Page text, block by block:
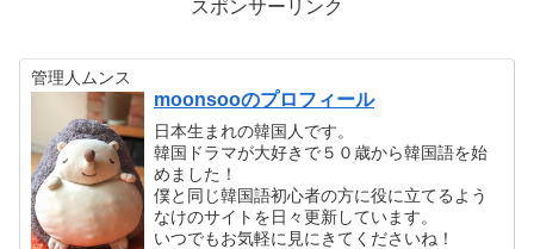
スポンサーリンク
管理人ムンス
moonsooのプロフィール
日本生まれの韓国人です。
韓国ドラマが大好きで５０歳から韓国語を始
めました！
僕と同じ韓国語初心者の方に役に立てるよう
なけのサイトを日々更新しています。
いつでもお気軽に見にきてくださいね！